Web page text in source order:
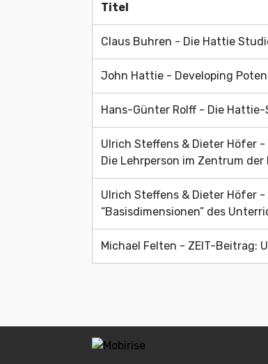
Titel
Claus Buhren - Die Hattie
John Hattie - Developing
Hans-Günter Rolff - Die
Ulrich Steffens & Dieter Höfer
Die Lehrperson im Zentrum
Ulrich Steffens & Dieter Höfer
“Basisdimensionen” des
Michael Felten - ZEIT-Beitrag: